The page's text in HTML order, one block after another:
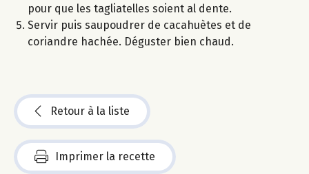
pour que les tagliatelles soient al dente.
Servir puis saupoudrer de cacahuètes et de
coriandre hachée. Déguster bien chaud.
Retour à la liste
Imprimer la recette